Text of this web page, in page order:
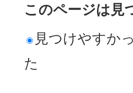
このページは見
見つけやすか
た